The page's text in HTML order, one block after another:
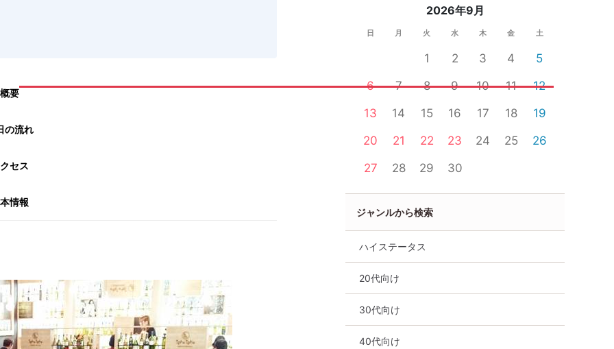
概要
の流れ
セス
情報
2026年9月
日 月 火 水 木 金 土
1 2 3 4
5
6
7 8 9 10 11
12
13
14 15 16 17 18
19
20
21 22 23 24 25
26
27
28 29 30
ジャンルから検索
ハイステータス
20代向け
30代向け
40代向け